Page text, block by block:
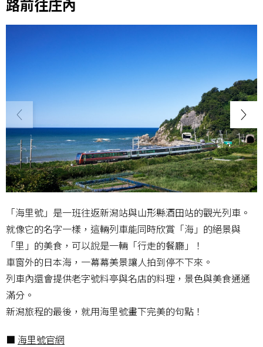
路前往庄內
「海里號」是一班往返新潟站與山形縣酒田站的觀光列車。
就像它的名字一樣，這輛列車能同時欣賞「海」的絕景與
「里」的美食，可以說是一輛「行走的餐廳」！
車窗外的日本海，一幕幕美景讓人拍到停不下來。
列車內還會提供老字號料亭與名店的料理，景色與美食通通
滿分。
新潟旅程的最後，就用海里號畫下完美的句點！
■ 海里號官網